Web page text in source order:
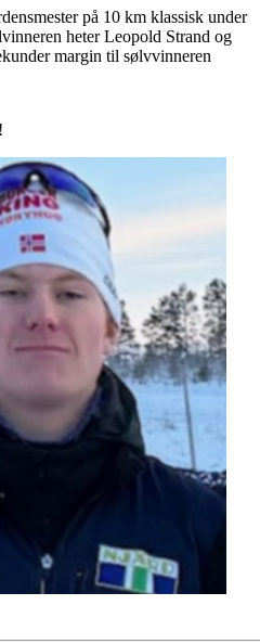
på 10 km klassisk under
heter Leopold Strand og
margin til sølvvinneren